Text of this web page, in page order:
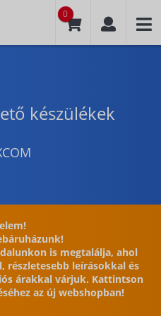
0
készülékek
is megtalálja, ahol
részletesebb leírásokkal és
árakkal várjuk. Kattintson
az új webshopban!